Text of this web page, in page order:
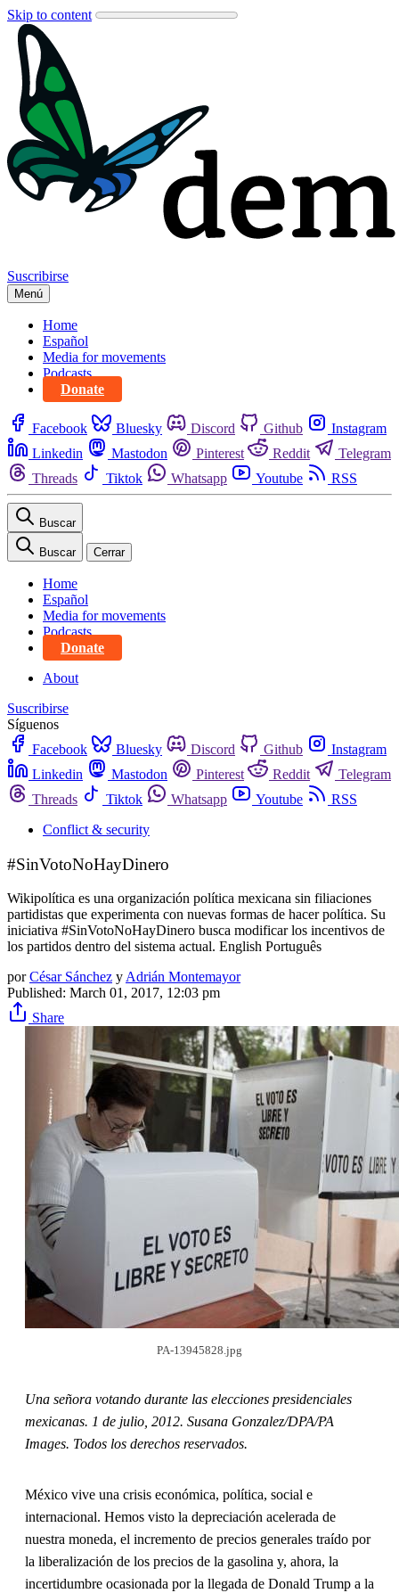
Skip to content
Suscribirse
Menú
Home
Español
Media for movements
Podcasts
Donate
Facebook Bluesky Discord Github
Instagram
Linkedin
Mastodon Pinterest Reddit
Telegram
Threads
Tiktok Whatsapp Youtube RSS
Buscar
Buscar Cerrar
Home
Español
Media for movements
Podcasts
Donate
About
Suscribirse
Síguenos
Facebook
Bluesky Discord Github
Instagram
Linkedin
Mastodon Pinterest Reddit
Telegram
Threads
Tiktok Whatsapp Youtube
RSS
Conflict & security
#SinVotoNoHayDinero
Wikipolítica es una organización política mexicana sin filiaciones
partidistas que experimenta con nuevas formas de hacer política. Su
iniciativa #SinVotoNoHayDinero busca modificar los incentivos de
los partidos dentro del sistema actual. English Português
por César Sánchez yAdrián Montemayor
Published: March 01, 2017, 12:03 pm
Share
PA-13945828.jpg
Una señora votando durante las elecciones presidenciales
mexicanas. 1 de julio, 2012. Susana Gonzalez/DPA/PA
Images. Todos los derechos reservados.
México vive una crisis económica, política, social e
internacional. Hemos visto la depreciación acelerada de
nuestra moneda, el incremento de precios generales traído por
la liberalización de los precios de la gasolina y, ahora, la
incertidumbre ocasionada por la llegada de Donald Trump a la